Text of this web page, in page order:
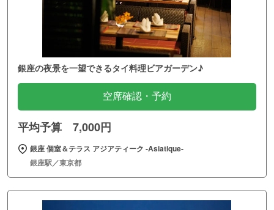
銀座の夜景を一望できるタイ料理ビアガーデン♪
空席確認・予約
平均予算 7,000円
銀座 個室＆テラス アジアティーク ‐Asiatique‐
銀座駅／東京都